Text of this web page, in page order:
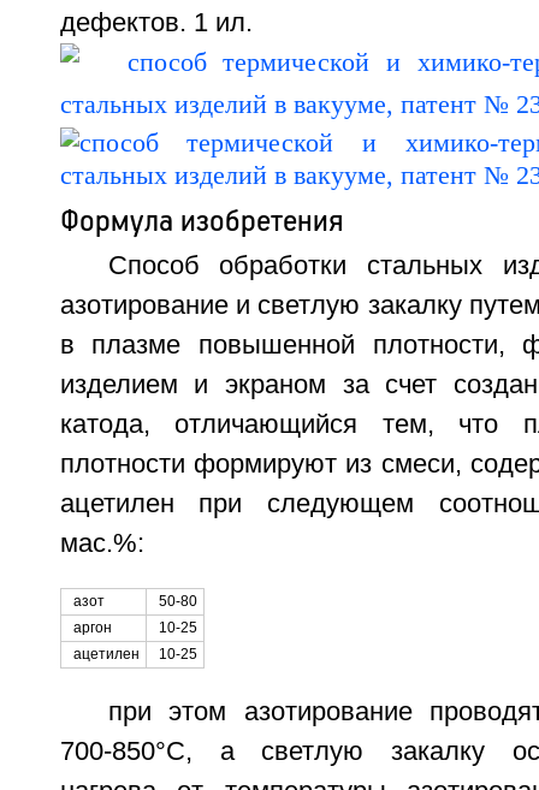
дефектов. 1 ил.
Формула изобретения
Способ обработки стальных
азотирование и светлую закалку
в плазме повышенной плотности,
изделием и экраном за счет
катода, отличающийся тем, что
плотности формируют из смеси,
ацетилен при следующем
мас.%:
азот
50-80
аргон
10-25
ацетилен
10-25
при этом азотирование
700-850°С, а светлую закалку